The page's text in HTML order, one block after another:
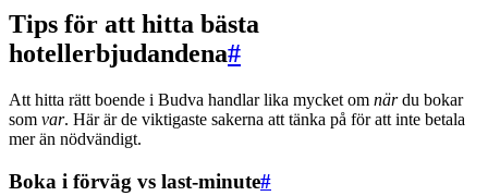
Tips för att hitta bästa
hotellerbjudandena#
Att hitta rätt boende i Budva handlar lika mycket om närdu bokar
som var. Här är de viktigaste sakerna att tänka på för att inte betala
mer än nödvändigt.
Boka i förväg vs last-minute#